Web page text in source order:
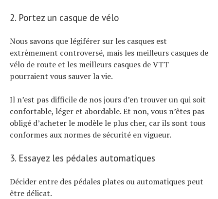
2. Portez un casque de vélo
Nous savons que légiférer sur les casques est
extrêmement controversé, mais les meilleurs casques de
vélo de route et les meilleurs casques de VTT
pourraient vous sauver la vie.
Il n’est pas difficile de nos jours d’en trouver un qui soit
confortable, léger et abordable. Et non, vous n’êtes pas
obligé d’acheter le modèle le plus cher, car ils sont tous
conformes aux normes de sécurité en vigueur.
3. Essayez les pédales automatiques
Décider entre des pédales plates ou automatiques peut
être délicat.